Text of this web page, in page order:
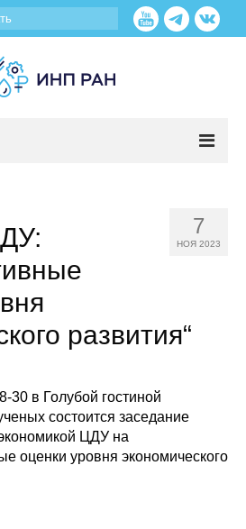
7
НОЯ 2023
развития“
30 в Голубой гостиной
состоится заседание
ЦДУ на
оценки уровня экономического